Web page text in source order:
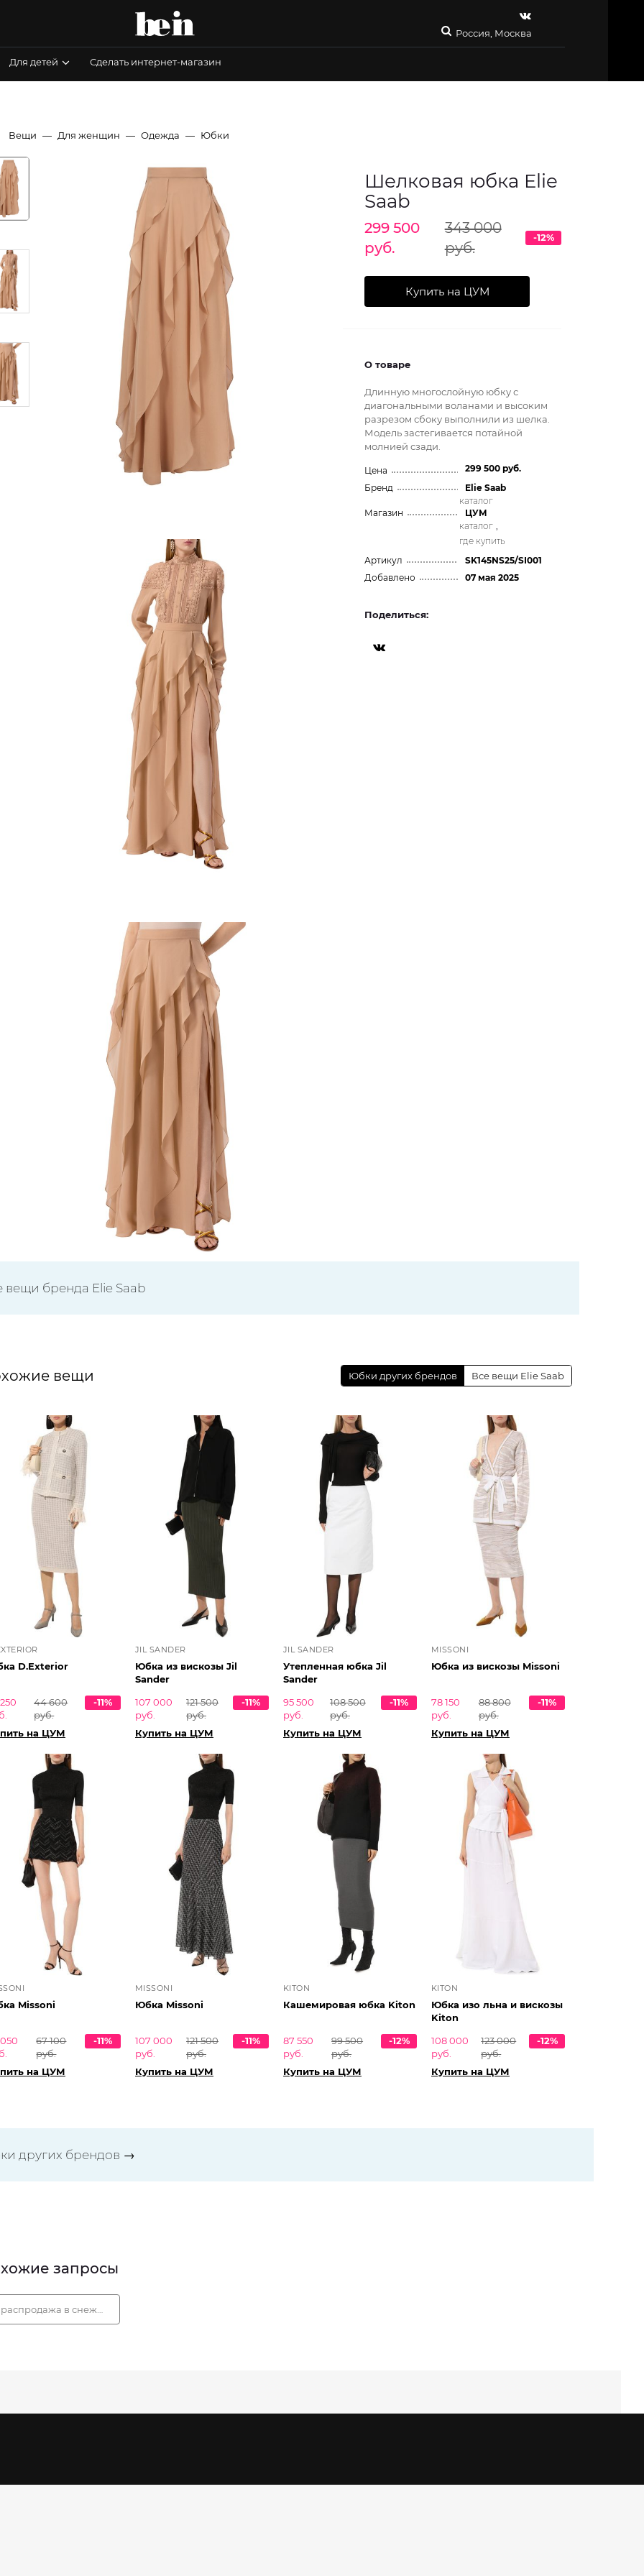
Россия, Москва
Для детей Сделать интернет-магазин
Вещи Для женщин Одежда Юбки
Шелковая юбка Elie
Saab
299 500
руб.
343 000
руб.
-12%
Купить на ЦУМ
О товаре
Длинную многослойную юбку с
диагональными воланами и высоким
разрезом сбоку выполнили из шелка.
Модель застегивается потайной
молнией сзади.
Цена
299 500 руб.
Бренд
Elie Saab
каталог
Магазин
ЦУМ
каталог ,
где купить
Артикул
SK145NS25/SI001
Добавлено
07 мая 2025
Поделиться:
вещи бренда Elie Saab
вещи Юбки других брендов Все вещи Elie Saab
D.Exterior
44 600
руб.
-11%
на ЦУМ
JIL SANDER
Юбка из вискозы Jil
Sander
107 000
руб.
121 500
руб.
-11%
Купить на ЦУМ
JIL SANDER
Утепленная юбка Jil
Sander
95 500
руб.
108 500
руб.
-11%
Купить на ЦУМ
MISSONI
Юбка из вискозы Missoni
78 150
руб.
88 800
руб.
-11%
Купить на ЦУМ
Missoni
67 100
руб.
-11%
на ЦУМ
MISSONI
Юбка Missoni
107 000
руб.
121 500
руб.
-11%
Купить на ЦУМ
KITON
Кашемировая юбка Kiton
87 550
руб.
99 500
руб.
-12%
Купить на ЦУМ
KITON
Юбка изо льна и вискозы
Kiton
108 000
руб.
123 000
руб.
-12%
Купить на ЦУМ
других брендов →
запросы
распродажа в снежной королеве